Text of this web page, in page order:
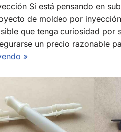
Si está pensando en
de moldeo por
que tenga curiosidad por
un precio razonable
»